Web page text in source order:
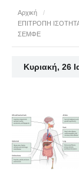
Αρχική
/
ΕΠΙΤΡΟΠΗ
ΣΕΜΦΕ
Κυριακή, 26